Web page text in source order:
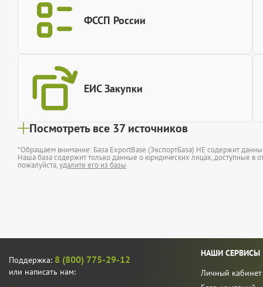
ФССП России
ЕИС Закупки
Посмотреть все 37 источников
*Обращаем внимание: База ExportBase (ЭкспортБаза) НЕ содержит
Наша база содержит только данные о юридических лицах, доступные в
пожалуйста,удалите его из базы
Поддержка: 8 (800) 775-29-12
или написать нам:
НАШИ СЕРВИСЫ
Личный кабинет